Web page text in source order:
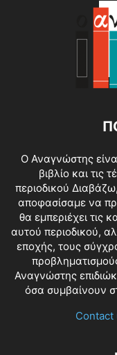
O Αναγνώστης
βιβλίο και τις
περιοδικού
αποφασίσαμε να
θα εμπεριέχει τις
αυτού περιοδικού,
εποχής, τους
Αναγνώστης
όσα συμβαίνουν
Contact